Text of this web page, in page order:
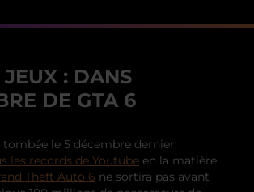
JEUX : DANS
DE GTA 6
tombée le 5 décembre dernier,
les records de Youtube en la matière
Theft Auto 6 ne sortira pas avant